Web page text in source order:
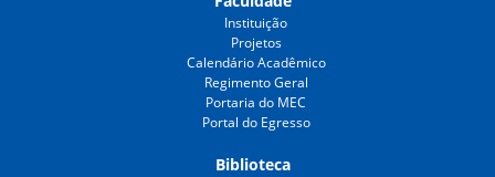
Instituição
Projetos
Calendário Acadêmico
Regimento Geral
Portaria do MEC
Portal do Egresso
Biblioteca